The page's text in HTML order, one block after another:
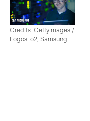
Credits: Gettyimages /
Logos: o2, Samsung